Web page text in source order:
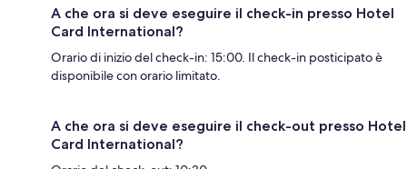
A che ora si deve eseguire il check-in presso Hotel
Card International?
Orario di inizio del check-in: 15:00. Il check-in posticipato è
disponibile con orario limitato.
A che ora si deve eseguire il check-out presso Hotel
Card International?